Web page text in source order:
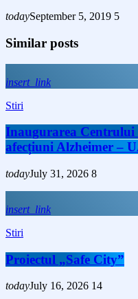
todaySeptember 5, 2019 5
Similar posts
insert_link
Stiri
Inaugurarea Centrului
afecțiuni Alzheimer –
todayJuly 31, 2026 8
insert_link
Stiri
Proiectul „Safe City”
todayJuly 16, 2026 14